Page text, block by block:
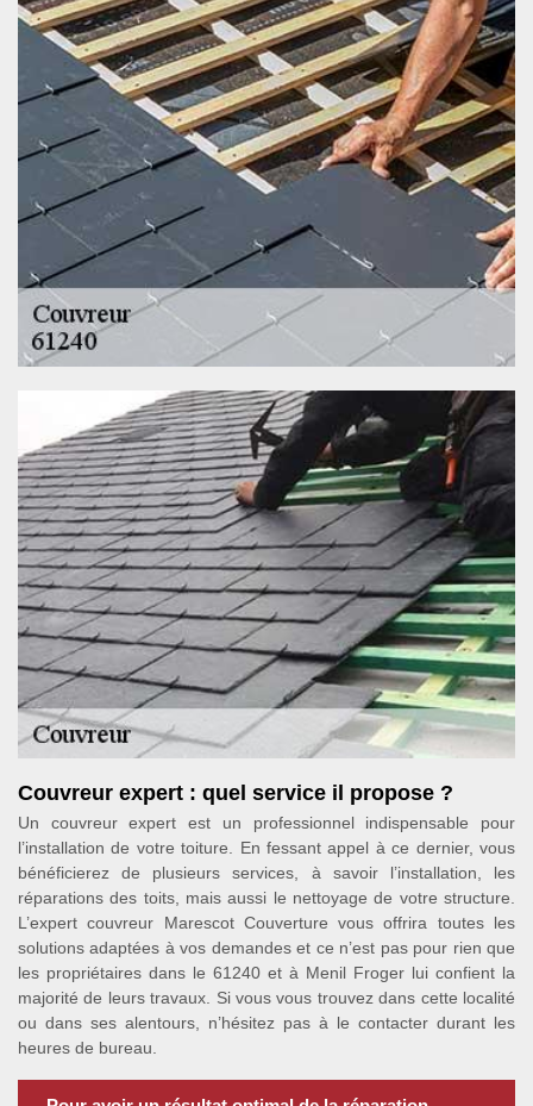
Couvreur expert : quel service il propose ?
Un couvreur expert est un professionnel indispensable pour
l’installation de votre toiture. En fessant appel à ce dernier, vous
bénéficierez de plusieurs services, à savoir l’installation, les
réparations des toits, mais aussi le nettoyage de votre structure.
L’expert couvreur Marescot Couverture vous offrira toutes les
solutions adaptées à vos demandes et ce n’est pas pour rien que
les propriétaires dans le 61240 et à Menil Froger lui confient la
majorité de leurs travaux. Si vous vous trouvez dans cette localité
ou dans ses alentours, n’hésitez pas à le contacter durant les
heures de bureau.